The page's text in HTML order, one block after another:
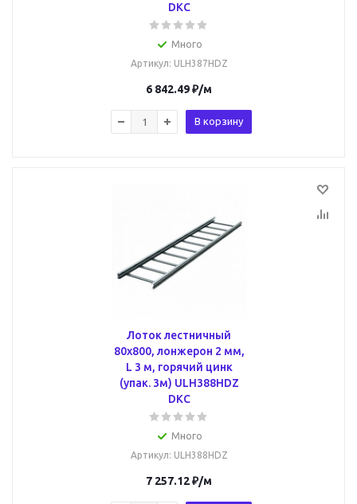
DKC
Много
Артикул: ULH387HDZ
6 842.49₽/м
В корзину
Лоток лестничный
80х800, лонжерон 2 мм,
L 3 м, горячий цинк
(упак. 3м) ULH388HDZ
DKC
Много
Артикул: ULH388HDZ
7 257.12₽/м